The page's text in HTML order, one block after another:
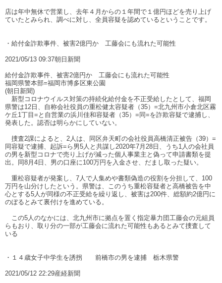
店は年中無休で営業し、去年４月からの１年間で１億円ほどを売り上げ
ていたとみられ、調べに対し、全員容疑を認めているということです。
・給付金詐欺事件、被害2億円か 工藤会にも流れた可能性
2021/05/13 09:37朝日新聞
給付金詐欺事件、被害2億円か 工藤会にも流れた可能性
福岡県警本部=福岡市博多区東公園
(朝日新聞)
新型コロナウイルス対策の持続化給付金を不正受給したとして、福岡
県警は12日、自称会社役員の重松健太容疑者（35）=北九州市小倉北区霧
ケ丘1丁目=と自営業の浜川佳和容疑者（35）=同=を詐欺容疑で逮捕し、
発表した。認否は明らかにしていない。
捜査2課によると、2人は、同区弁天町の会社役員高橋清正被告（39）=
同容疑で逮捕、起訴=ら男5人と共謀し2020年7月28日、うち1人の会社員
の男を新型コロナで売り上げが減った個人事業主と偽って申請書類を提
出。同8月4日、男の口座に100万円を入金させ、だまし取った疑い。
重松容疑者が発案し、7人で人集めや書類偽造の役割を分担して、100
万円を山分けしたという。県警は、このうち重松容疑者と高橋被告を中
心とする5人が同様の不正受給を繰り返し、被害は200件、総額約2億円に
のぼるとみて裏付けを進めている。
この5人のなかには、北九州市に拠点を置く指定暴力団工藤会の元組員
らもおり、取り分の一部が工藤会に流れた可能性もあるとみて捜査して
いる
・１４歳女子中学生を誘拐 前橋市の男を逮捕 栃木県警
2021/05/12 22:29産経新聞